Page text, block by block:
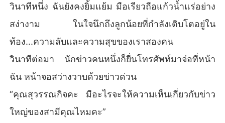
วินาทีหนึ่ง ฉันยังคงยิ้มแย้ม มือเรียวถือแก้วน้ำแร่อย่าง
สง่างาม ในใจนึกถึงลูกน้อยที่กำลังเติบโตอยู่ใน
ท้อง...ความลับและความสุขของเราสองคน
วินาทีต่อมา นักข่าวคนหนึ่งก็ยื่นโทรศัพท์มาจ่อที่หน้า
ฉัน หน้าจอสว่างวาบด้วยข่าวด่วน
“คุณสุวรรณกิจคะ มีอะไรจะให้ความเห็นเกี่ยวกับข่าว
ใหญ่ของสามีคุณไหมคะ”